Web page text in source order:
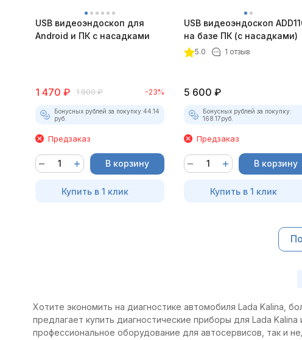
USB видеоэндоскоп для
Android и ПК с насадками
1 470 ₽ 1 900 ₽ -23%
Бонусных рублей за покупку:44.14
руб.
Предзаказ
В корзину
Купить в 1 клик
USB видеоэндоскоп
на базе ПК (с насадками)
5.0 1 отзыв
5 600 ₽
Бонусных рублей за покупку:
168.17руб.
Предзаказ
В корзину
Купить в 1 клик
Хотите экономить на диагностике автомобиля Lada Kalina,
предлагает купить диагностические приборы для Lada
профессиональное оборудование для автосервисов, так и